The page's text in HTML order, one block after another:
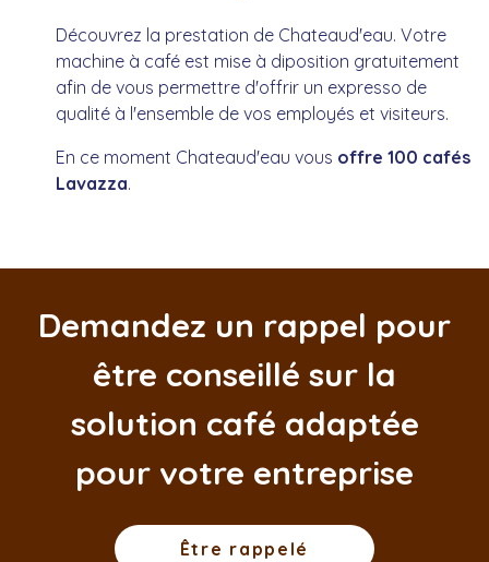
Découvrez la prestation de Chateaud'eau. Votre
machine à café est mise à diposition gratuitement
afin de vous permettre d'offrir un expresso de
qualité à l'ensemble de vos employés et visiteurs.
En ce moment Chateaud'eau vous offre 100 cafés
Lavazza.
Demandez un rappel pour
être conseillé sur la
solution café adaptée
pour votre entreprise
Être rappelé